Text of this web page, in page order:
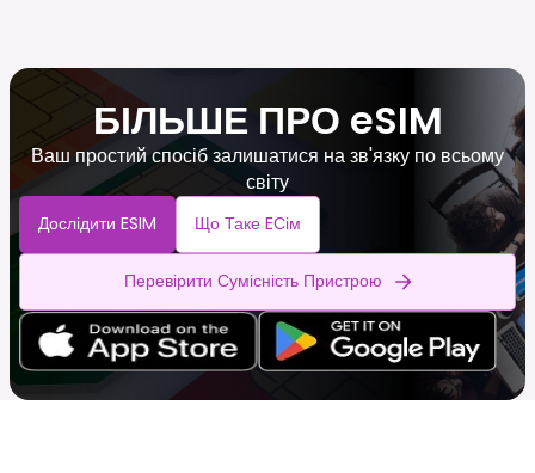
БІЛЬШЕ ПРО eSIM
Ваш простий спосіб залишатися на зв'язку по всьому
світу
Дослідити ESIM Що Таке EСім
Перевірити Сумісність Пристрою